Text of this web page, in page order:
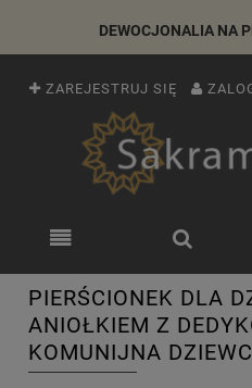
DEWOCJONALIA NA
ZAREJESTRUJ SIĘ
PIERŚCIONEK DLA
ANIOŁKIEM Z
KOMUNIJNA